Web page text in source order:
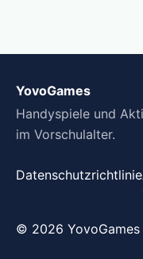
YovoGames
Handyspiele und
im Vorschulalter.
Datenschutzrichtlinie
© 2026 YovoGames